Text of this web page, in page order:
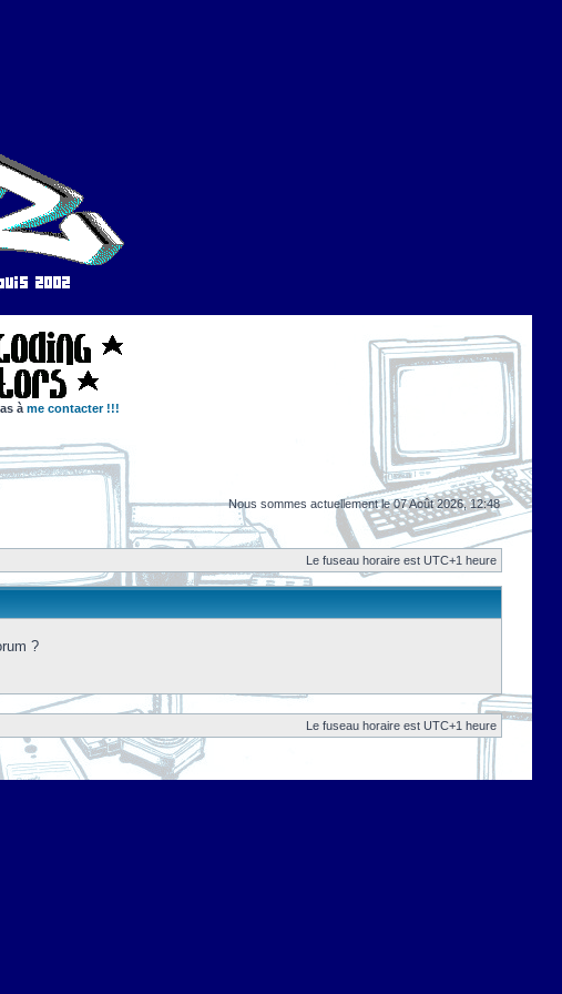
à me contacter !!!
Nous sommes actuellement le 07 Août 2026, 12:48
Le fuseau horaire est UTC+1 heure
?
Le fuseau horaire est UTC+1 heure